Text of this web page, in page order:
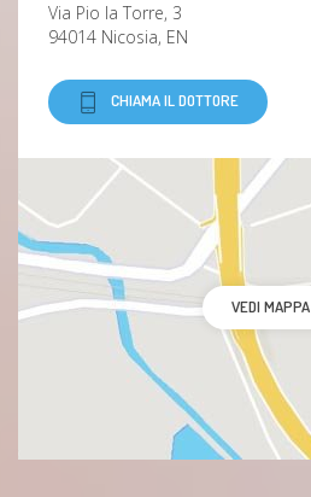
Via Pio la Torre, 3
94014 Nicosia, EN
CHIAMA IL DOTTORE
VEDI MAPPA